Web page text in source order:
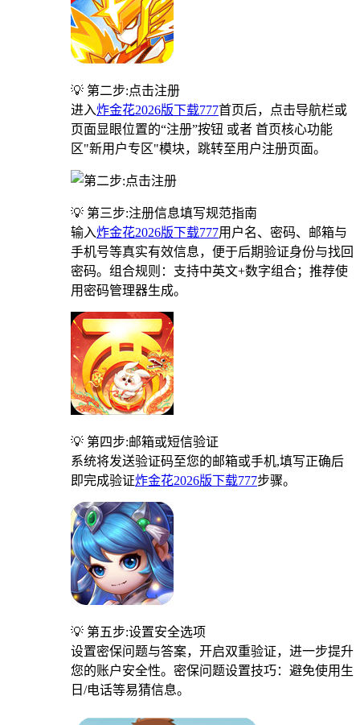
💡 第二步:点击注册
进入炸金花2026版下载777首页后，点击导航栏或
页面显眼位置的“注册”按钮 或者 首页核心功能
区"新用户专区"模块，跳转至用户注册页面。
💡 第三步:注册信息填写规范指南
输入炸金花2026版下载777用户名、密码、邮箱与
手机号等真实有效信息，便于后期验证身份与找回
密码。组合规则：支持中英文+数字组合；推荐使
用密码管理器生成。
💡 第四步:邮箱或短信验证
系统将发送验证码至您的邮箱或手机,填写正确后
即完成验证炸金花2026版下载777步骤。
💡 第五步:设置安全选项
设置密保问题与答案，开启双重验证，进一步提升
您的账户安全性。密保问题设置技巧：避免使用生
日/电话等易猜信息。